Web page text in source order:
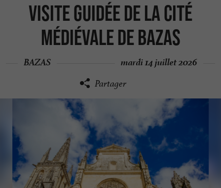
Visite guidée de la cité
médiévale de Bazas
BAZAS mardi 14 juillet 2026
Partager